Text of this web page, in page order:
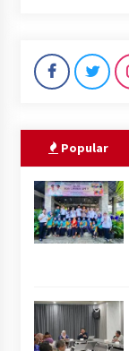
Popular